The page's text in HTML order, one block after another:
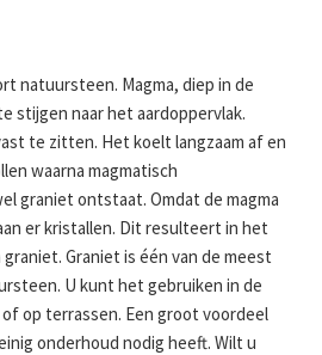
natuursteen. Magma, diep in de
stijgen naar het aardoppervlak.
te zitten. Het koelt langzaam af en
waarna magmatisch
graniet ontstaat. Omdat de magma
er kristallen. Dit resulteert in het
Graniet is één van de meest
U kunt het gebruiken in de
op terrassen. Een groot voordeel
onderhoud nodig heeft. Wilt u